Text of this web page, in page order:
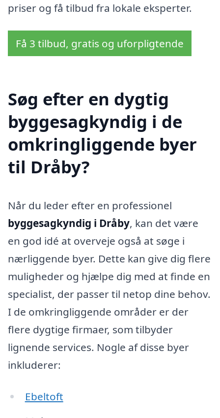
priser og få tilbud fra lokale eksperter.
Få 3 tilbud, gratis og uforpligtende
Søg efter en dygtig
byggesagkyndig i de
omkringliggende byer
til Dråby?
Når du leder efter en professionel
byggesagkyndig i Dråby, kan det være
en god idé at overveje også at søge i
nærliggende byer. Dette kan give dig flere
muligheder og hjælpe dig med at finde en
specialist, der passer til netop dine behov.
I de omkringliggende områder er der
flere dygtige firmaer, som tilbyder
lignende services. Nogle af disse byer
inkluderer:
Ebeltoft